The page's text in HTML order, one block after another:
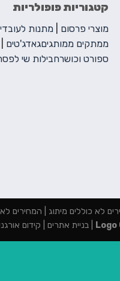
קטגוריות פופולריות
מוצרי פרסום מתנות
ממתקים ממותגיםגאדג'טים
ספורט וכושרחבילות שי
|בניית אתרים קידום